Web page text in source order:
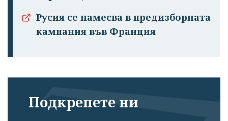
Русия се намесва в предизборната
кампания във Франция
Подкрепете ни